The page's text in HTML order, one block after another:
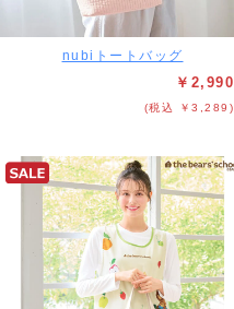
nubiトートバッグ
￥2,990
(税込 ￥3,289)